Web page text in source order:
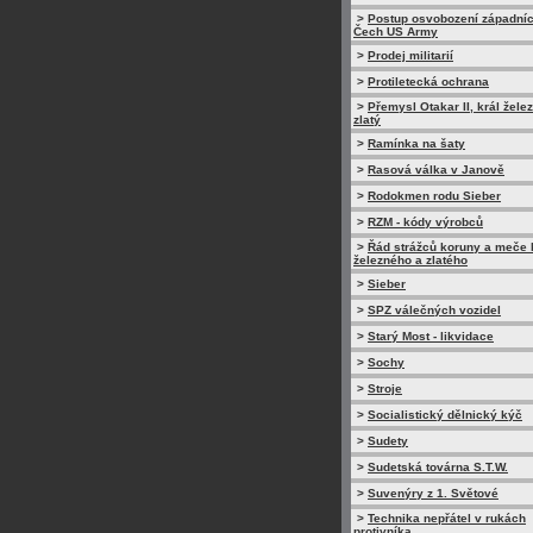
> Postup osvobození
Čech US Army
> Prodej militarií
> Protiletecká ochrana
> Přemysl Otakar II, král
zlatý
> Ramínka na šaty
> Rasová válka v Janově
> Rodokmen rodu Sieber
> RZM - kódy výrobců
> Řád strážců koruny a meče
železného a zlatého
> Sieber
> SPZ válečných vozidel
> Starý Most - likvidace
> Sochy
> Stroje
> Socialistický dělnický kýč
> Sudety
> Sudetská továrna S.T.W.
> Suvenýry z 1. Světové
> Technika nepřátel v rukách